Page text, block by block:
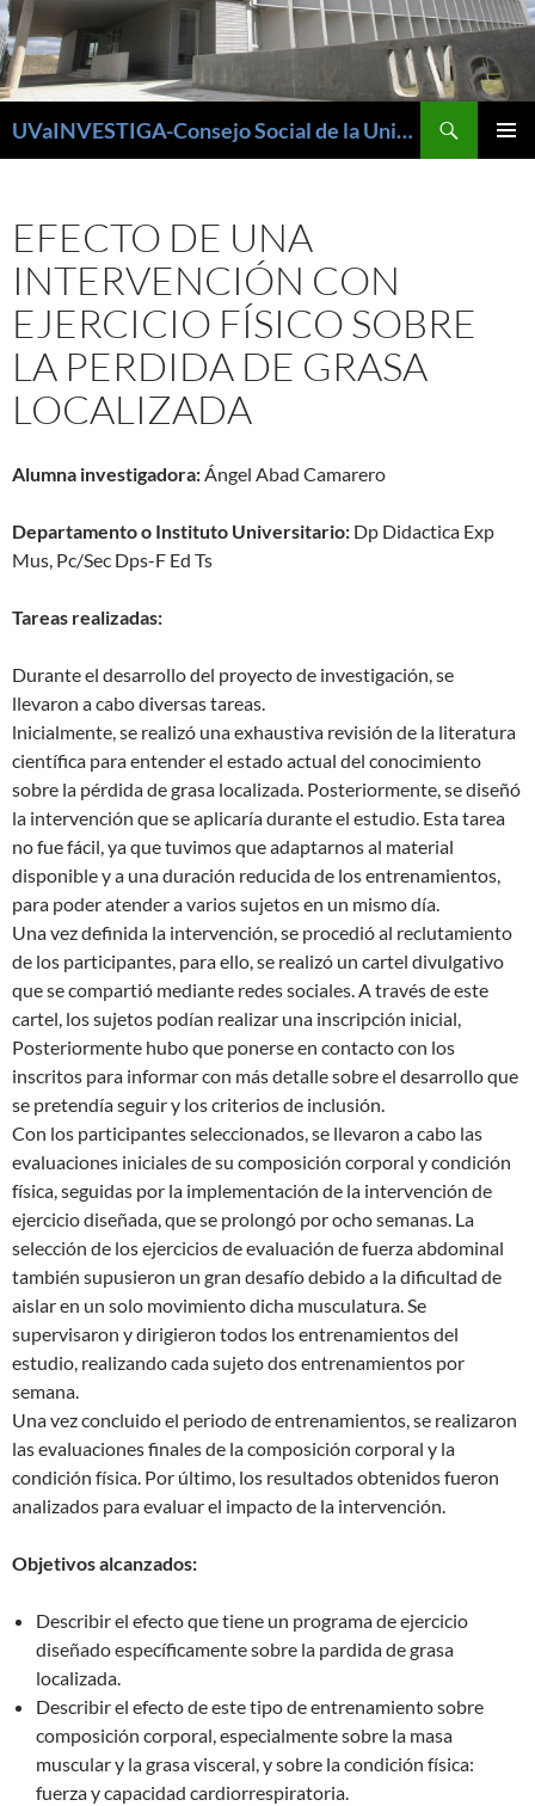
UVaINVESTIGA-Consejo Social de la Universidad de Valladolid
EFECTO DE UNA
INTERVENCIÓN CON
EJERCICIO FÍSICO SOBRE
LA PERDIDA DE GRASA
LOCALIZADA
Alumna investigadora:Ángel Abad Camarero
Departamento o Instituto Universitario: Dp Didactica Exp
Mus, Pc/Sec Dps-F Ed Ts
Tareas realizadas:
Durante el desarrollo del proyecto de investigación, se
llevaron a cabo diversas tareas.
lnicialmente, se realizó una exhaustiva revisión de la literatura
científica para entender el estado actual del conocimiento
sobre la pérdida de grasa localizada. Posteriormente, se diseñó
la intervención que se aplicaría durante el estudio. Esta tarea
no fue fácil, ya que tuvimos que adaptarnos al material
disponible y a una duración reducida de los entrenamientos,
para poder atender a varios sujetos en un mismo día.
Una vez definida la intervención, se procedió al reclutamiento
de los participantes, para ello, se realizó un cartel divulgativo
que se compartió mediante redes sociales. A través de este
cartel, los sujetos podían realizar una inscripción inicial,
Posteriormente hubo que ponerse en contacto con los
inscritos para informar con más detalle sobre el desarrollo que
se pretendía seguir y los criterios de inclusión.
Con los participantes seleccionados, se llevaron a cabo las
evaluaciones iniciales de su composición corporal y condición
física, seguidas por la implementación de la intervención de
ejercicio diseñada, que se prolongó por ocho semanas. La
selección de los ejercicios de evaluación de fuerza abdominal
también supusieron un gran desafío debido a la dificultad de
aislar en un solo movimiento dicha musculatura. Se
supervisaron y dirigieron todos los entrenamientos del
estudio, realizando cada sujeto dos entrenamientos por
semana.
Una vez concluido el periodo de entrenamientos, se realizaron
las evaluaciones finales de la composición corporal y la
condición física. Por último, los resultados obtenidos fueron
analizados para evaluar el impacto de la intervención.
Objetivos alcanzados:
Describir el efecto que tiene un programa de ejercicio
diseñado específicamente sobre la pardida de grasa
localizada.
Describir el efecto de este tipo de entrenamiento sobre
composición corporal, especialmente sobre la masa
muscular y la grasa visceral, y sobre la condición física:
fuerza y capacidad cardiorrespiratoria.